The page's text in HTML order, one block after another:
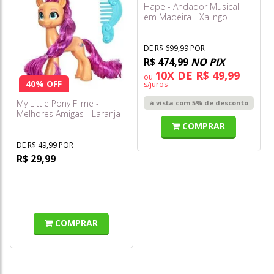
40% OFF
My Little Pony Filme -
Melhores Amigas - Laranja
DE R$ 49,99 POR
R$ 29,99
COMPRAR
Hape - Andador Musical
em Madeira - Xalingo
DE R$ 699,99 POR
R$ 474,99 NO PIX
ou 10X DE R$ 49,99
s/juros
à vista com 5% de desconto
COMPRAR